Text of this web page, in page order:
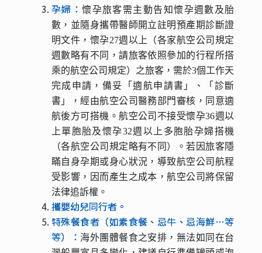
孕婦：懷孕旅客需主動告知懷孕週數及胎
數，並隨身攜帶醫師開立註明預產期診斷證
明文件，懷孕27週以上（各家航空公司規定
週數略有不同，請旅客依照參加的行程所搭
乘的航空公司規定）之旅客，需於3個工作天
完成申請，備妥「適航申請書」、「診斷
書」，經由航空公司醫務部門審核，同意適
航後方可搭機。航空公司不接受懷孕36週以
上單胞胎及懷孕32週以上多胞胎孕婦搭機
（各航空公司規定略有不同）。若因旅客隱
瞞自身孕期或身心狀況，導致航空公司航程
受影響，因而產生之成本，航空公司將保留
法律追訴權。
攜嬰幼兒同行者。
特殊餐食者（如素食餐、忌牛、忌海鮮…等
等）： 海外團體餐食之安排，無法如同在台